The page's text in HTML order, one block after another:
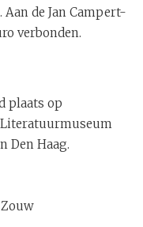
de Jan Campert-
verbonden.
plaats op
Literatuurmuseum
Den Haag.